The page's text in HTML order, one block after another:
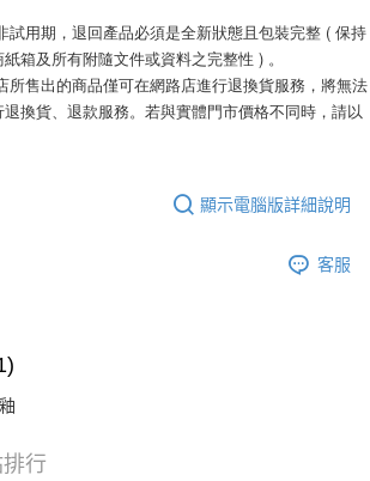
箱及所有附隨文件或資料之完整性 ) 。
換貨、退款服務。若與實體門市價格不同時，請以
顯示電腦版詳細說明
客服
行